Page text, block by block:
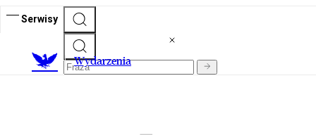
Serwisy
Wydarzenia